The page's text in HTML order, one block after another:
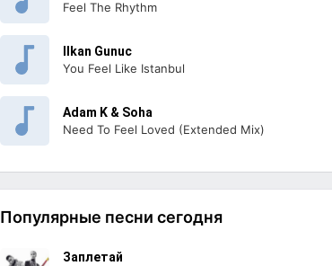
Feel The Rhythm
Ilkan Gunuc
You Feel Like Istanbul
Adam K & Soha
Need To Feel Loved (Extended Mix)
Популярные песни сегодня
Заплетай